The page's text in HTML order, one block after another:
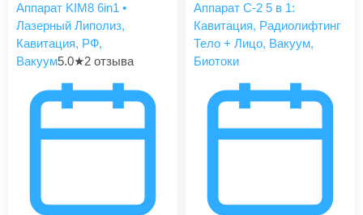
Аппарат KIM8 6in1 •
Лазерный Липолиз,
Кавитация, РФ,
Вакуум5.0★2 отзыва
Аппарат С-2 5 в 1:
Кавитация, Радиолифтинг
Тело + Лицо, Вакуум,
Биотоки